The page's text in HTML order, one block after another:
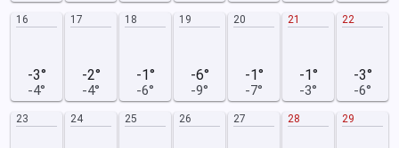
16
-3°
-4°
17
-2°
-4°
18
-1°
-6°
19
-6°
-9°
20
-1°
-7°
21
-1°
-3°
22
-3°
-6°
23 24 25 26 27 28 29